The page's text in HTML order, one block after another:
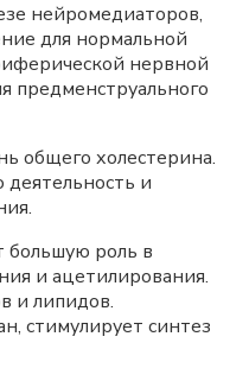
нейромедиаторов,
для нормальной
нервной
предменструального
общего холестерина.
и
большую роль в
и ацетилирования.
и липидов.
стимулирует синтез